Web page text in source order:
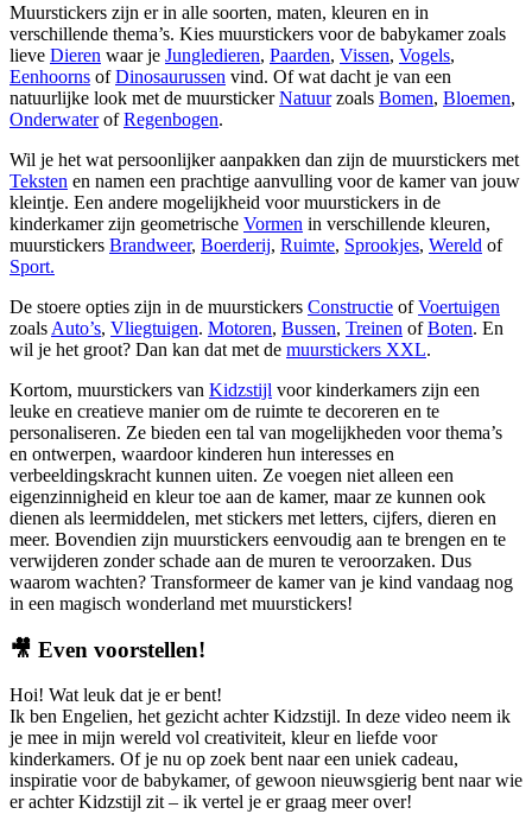
Muurstickers zijn er in alle soorten, maten, kleuren en in
verschillende thema’s. Kies muurstickers voor de babykamer zoals
lieve Dieren waar je Jungledieren, Paarden, Vissen, Vogels,
Eenhoorns ofDinosaurussen vind. Of wat dacht je van een
natuurlijke look met de muurstickerNatuurzoals Bomen, Bloemen,
OnderwaterofRegenbogen.
Wil je het wat persoonlijker aanpakken dan zijn de muurstickers met
Teksten en namen een prachtige aanvulling voor de kamer van jouw
kleintje. Een andere mogelijkheid voor muurstickers in de
kinderkamer zijn geometrische Vormen in verschillende kleuren,
muurstickers Brandweer, Boerderij, Ruimte, Sprookjes, Wereld of
Sport.
De stoere opties zijn in de muurstickers Constructie ofVoertuigen
zoals Auto’s, Vliegtuigen. Motoren, Bussen, Treinen ofBoten. En
wil je het groot? Dan kan dat met de muurstickers XXL.
Kortom, muurstickers van Kidzstijl voor kinderkamers zijn een
leuke en creatieve manier om de ruimte te decoreren en te
personaliseren. Ze bieden een tal van mogelijkheden voor thema’s
en ontwerpen, waardoor kinderen hun interesses en
verbeeldingskracht kunnen uiten. Ze voegen niet alleen een
eigenzinnigheid en kleur toe aan de kamer, maar ze kunnen ook
dienen als leermiddelen, met stickers met letters, cijfers, dieren en
meer. Bovendien zijn muurstickers eenvoudig aan te brengen en te
verwijderen zonder schade aan de muren te veroorzaken. Dus
waarom wachten? Transformeer de kamer van je kind vandaag nog
in een magisch wonderland met muurstickers!
🎥 Even voorstellen!
Hoi! Wat leuk dat je er bent!
Ik ben Engelien, het gezicht achter Kidzstijl. In deze video neem ik
je mee in mijn wereld vol creativiteit, kleur en liefde voor
kinderkamers. Of je nu op zoek bent naar een uniek cadeau,
inspiratie voor de babykamer, of gewoon nieuwsgierig bent naar wie
er achter Kidzstijl zit – ik vertel je er graag meer over!